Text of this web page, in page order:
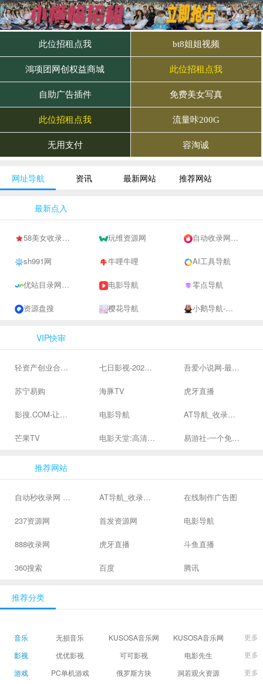
网址导航 资讯 最新网站 推荐网站
最新点入
58美女收录网-自动收录网站-流量交换-自动链 玩维资源网 自动收录网 - 自动秒收录-网站收录-收录网站-网址收录-秒收录
sh991网 牛哩牛哩 AI工具导航
优站目录网 - 网址导航分类网站目录 - 自助网址提交自动收录 电影导航 零点导航
资源盘搜 樱花导航 小鹅导航-网站收录-自动收录网-网址收录-自动秒收录
VIP快审
轻资产创业合集、私域引流服务、抖音有效粉丝 七日影视-2024全网高清电影大全-最新最全最好看的电影电视剧网站 - 七日影视 吾爱小说网-最新热门免费小说阅读
苏宁易购 海豚TV 虎牙直播
影搜.COM-让影视搜索变得简单 电影导航 AT导航_收录网_免费收录网站_自动收录网_秒收录
芒果TV 电影天堂:高清电影下载,高品质生活 易游社-一个免费二次元游戏分享社区
推荐网站
自动秒收录网 - 自动秒收录-网站收录-收录网站-网址收录-秒收录 AT导航_收录网_免费收录网站_自动收录网_秒收录 在线制作广告图
237资源网 首发资源网 电影导航
888收录网 虎牙直播 斗鱼直播
360搜索 百度 腾讯
推荐分类
音乐 无损音乐 KUSOSA音乐网 KUSOSA音乐网
更多
影视
优优影视 可可影视 电影先生
更多
游戏
PC单机游戏 俄罗斯方块 洞若观火资源
更多